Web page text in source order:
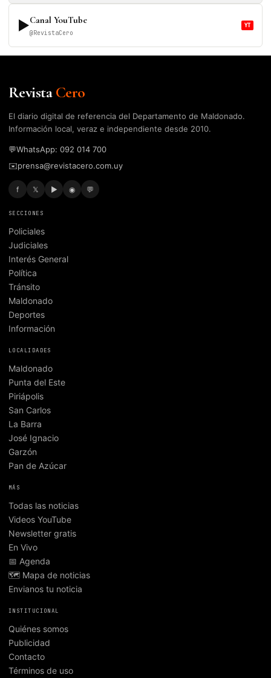
▶Canal YouTube
@RevistaCero
YT
RevistaCero
El diario digital de referencia del Departamento de Maldonado.
Información local, veraz e independiente desde 2010.
💬WhatsApp: 092 014 700
✉️prensa@revistacero.com.uy
f 𝕏 ▶ ◉ 💬
SECCIONES
Policiales
Judiciales
Interés General
Política
Tránsito
Maldonado
Deportes
Información
LOCALIDADES
Maldonado
Punta del Este
Piriápolis
San Carlos
La Barra
José Ignacio
Garzón
Pan de Azúcar
MÁS
Todas las noticias
Videos YouTube
Newsletter gratis
En Vivo
📅 Agenda
🗺️ Mapa de noticias
Envianos tu noticia
INSTITUCIONAL
Quiénes somos
Publicidad
Contacto
Términos de uso